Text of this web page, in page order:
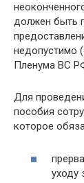
должен быть
недопустимо
Пленума ВС
Для
пособия
которое
уходу